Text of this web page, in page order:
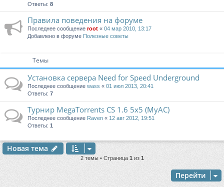
Ответы: 8
Правила поведения на форуме
Последнее сообщение root « 04 мар 2010, 13:17
Добавлено в форуме Полезные советы
Темы
Установка сервера Need for Speed Underground
Последнее сообщение wass « 01 июл 2013, 20:41
Ответы: 7
Турнир MegaTorrents CS 1.6 5x5 (MyAC)
Последнее сообщение Raven « 12 авг 2012, 19:51
Ответы: 1
Новая тема
2 темы • Страница 1из 1
Перейти